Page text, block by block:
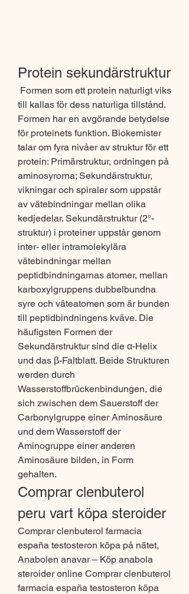
Protein sekundärstruktur
till kallas för dess naturliga tillstånd.
Formen har en avgörande betydelse
för proteinets funktion. Biokemister
talar om fyra nivåer av struktur för ett
protein: Primärstruktur, ordningen på
aminosyrorna; Sekundärstruktur,
vikningar och spiraler som uppstår
av vätebindningar mellan olika
kedjedelar. Sekundärstruktur (2°-
struktur) i proteiner uppstår genom
inter- eller intramolekylära
vätebindningar mellan
peptidbindningarnas atomer, mellan
karboxylgruppens dubbelbundna
syre och väteatomen som är bunden
till peptidbindningens kväve. Die
häufigsten Formen der
Sekundärstruktur sind die α-Helix
und das β-Faltblatt. Beide Strukturen
werden durch
Wasserstoffbrückenbindungen, die
sich zwischen dem Sauerstoff der
Carbonylgruppe einer Aminosäure
und dem Wasserstoff der
Aminogruppe einer anderen
Aminosäure bilden, in Form
gehalten.
Comprar clenbuterol
peru vart köpa steroider
Comprar clenbuterol farmacia
españa testosteron köpa på nätet,
Anabolen anavar – Köp anabola
steroider online Comprar clenbuterol
farmacia españa testosteron köpa